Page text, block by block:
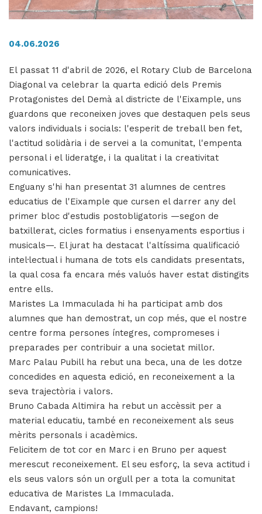
04.06.2026
El passat 11 d'abril de 2026, el Rotary Club de Barcelona
Diagonal va celebrar la quarta edició dels Premis
Protagonistes del Demà al districte de l'Eixample, uns
guardons que reconeixen joves que destaquen pels seus
valors individuals i socials: l'esperit de treball ben fet,
l'actitud solidària i de servei a la comunitat, l'empenta
personal i el lideratge, i la qualitat i la creativitat
comunicatives.
Enguany s'hi han presentat 31 alumnes de centres
educatius de l'Eixample que cursen el darrer any del
primer bloc d'estudis postobligatoris —segon de
batxillerat, cicles formatius i ensenyaments esportius i
musicals—. El jurat ha destacat l'altíssima qualificació
intel·lectual i humana de tots els candidats presentats,
la qual cosa fa encara més valuós haver estat distingits
entre ells.
Maristes La Immaculada hi ha participat amb dos
alumnes que han demostrat, un cop més, que el nostre
centre forma persones íntegres, compromeses i
preparades per contribuir a una societat millor.
Marc Palau Pubill ha rebut una beca, una de les dotze
concedides en aquesta edició, en reconeixement a la
seva trajectòria i valors.
Bruno Cabada Altimira ha rebut un accèssit per a
material educatiu, també en reconeixement als seus
mèrits personals i acadèmics.
Felicitem de tot cor en Marc i en Bruno per aquest
merescut reconeixement. El seu esforç, la seva actitud i
els seus valors són un orgull per a tota la comunitat
educativa de Maristes La Immaculada.
Endavant, campions!